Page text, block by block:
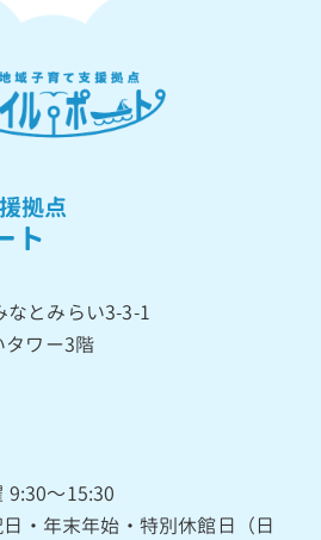
拠点
ト
なとみらい3-3-1
タワー3階
9:30〜15:30
・年末年始・特別休館日（日